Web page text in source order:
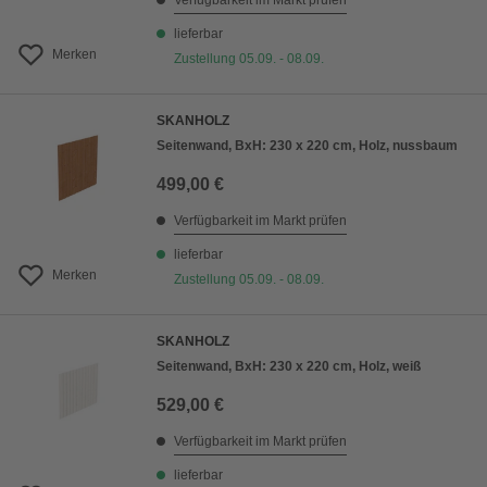
Merken
lieferbar
Zustellung 05.09. - 08.09.
Merken
SKANHOLZ
Seitenwand, BxH: 230 x 220 cm, Holz, nussbaum
499,00 €
Verfügbarkeit im Markt prüfen
lieferbar
Zustellung 05.09. - 08.09.
SKANHOLZ
Seitenwand, BxH: 230 x 220 cm, Holz, weiß
529,00 €
Verfügbarkeit im Markt prüfen
lieferbar